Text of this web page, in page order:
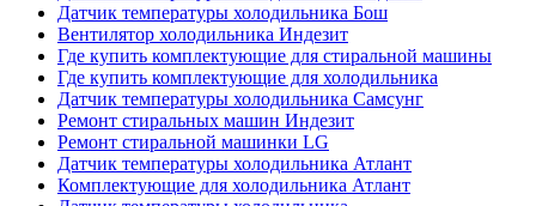
Датчик температуры холодильника Бош
Вентилятор холодильника Индезит
Где купить комплектующие для стиральной машины
Где купить комплектующие для холодильника
Датчик температуры холодильника Самсунг
Ремонт стиральных машин Индезит
Ремонт стиральной машинки LG
Датчик температуры холодильника Атлант
Комплектующие для холодильника Атлант